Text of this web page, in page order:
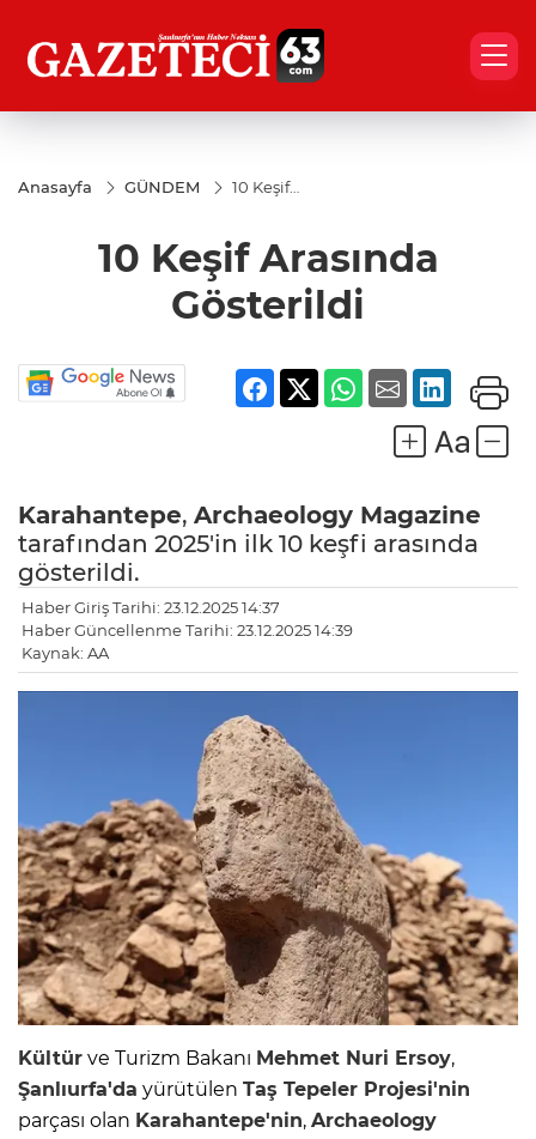
Anasayfa GÜNDEM
10 Keşif
10 Keşif Arasında
Gösterildi
Karahantepe, Archaeology Magazine
tarafından 2025'in ilk 10 keşfi arasında
gösterildi.
Haber Giriş Tarihi: 23.12.2025 14:37
Haber Güncellenme Tarihi: 23.12.2025 14:39
Kaynak: AA
Kültür ve Turizm Bakanı Mehmet Nuri Ersoy,
Şanlıurfa'da yürütülen Taş Tepeler Projesi'nin
parçası olan Karahantepe'nin, Archaeology